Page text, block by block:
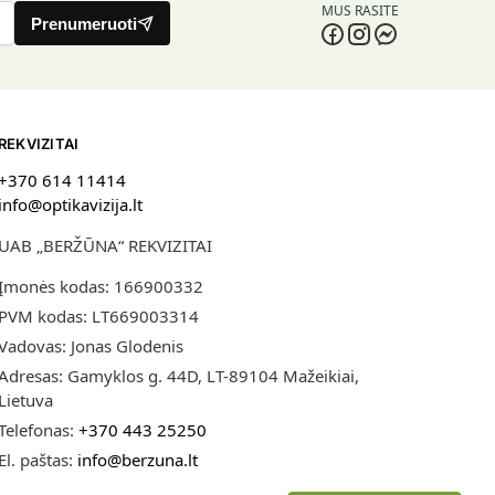
Prenumeruoti
MUS RASITE
REKVIZITAI
614 11414
info@optikavizija.lt
UAB „BERŽŪNA“ REKVIZITAI
kodas: 166900332
PVM kodas: LT669003314
Jonas Glodenis
Gamyklos g. 44D, LT-89104 Mažeikiai,
Lietuva
+370 443 25250
El. paštas: info@berzuna.lt